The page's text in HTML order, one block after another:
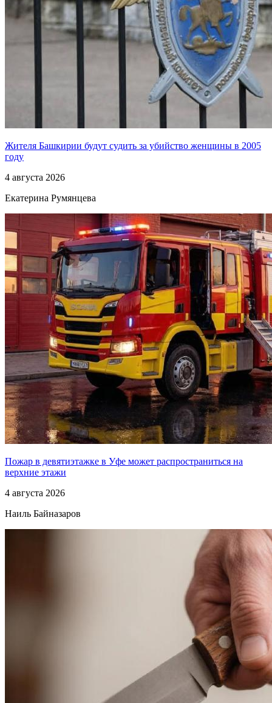
Жителя Башкирии будут судить за убийство женщины в 2005
году
4 августа 2026
Екатерина Румянцева
Пожар в девятиэтажке в Уфе может распространиться на
верхние этажи
4 августа 2026
Наиль Байназаров